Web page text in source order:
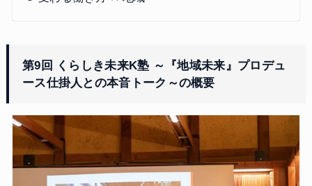
第9回 くらしき未来K塾 ～『地域未来』プロデュ
ース仕掛人との本音トーク～の概要